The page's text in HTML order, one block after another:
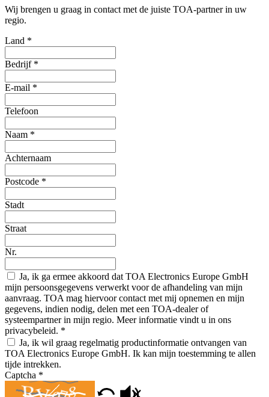
Wij brengen u graag in contact met de juiste TOA-partner in uw
regio.
Land *
Bedrijf *
E-mail *
Telefoon
Naam *
Achternaam
Postcode *
Stadt
Straat
Nr.
Ja, ik ga ermee akkoord dat TOA Electronics Europe GmbH
mijn persoonsgegevens verwerkt voor de afhandeling van mijn
aanvraag. TOA mag hiervoor contact met mij opnemen en mijn
gegevens, indien nodig, delen met een TOA-dealer of
systeempartner in mijn regio. Meer informatie vindt u in ons
privacybeleid. *
Ja, ik wil graag regelmatig productinformatie ontvangen van
TOA Electronics Europe GmbH. Ik kan mijn toestemming te allen
tijde intrekken.
Captcha *